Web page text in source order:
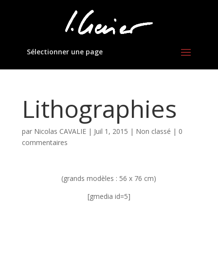
Sélectionner une page
Lithographies
par Nicolas CAVALIE| Juil 1, 2015 | Non classé | 0
commentaires
(grands modèles : 56 x 76 cm)
[gmedia id=5]